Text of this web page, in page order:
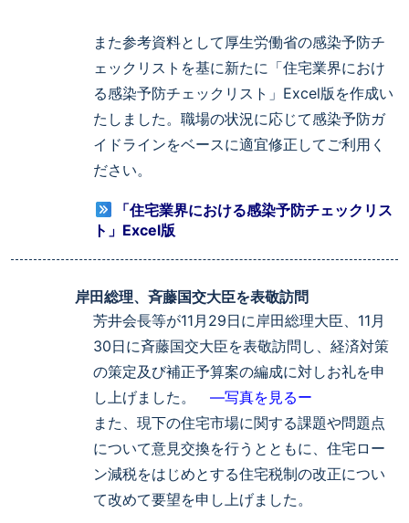
また参考資料として厚生労働省の感染予防チ
ェックリストを基に新たに「住宅業界におけ
る感染予防チェックリスト」Excel版を作成い
たしました。職場の状況に応じて感染予防ガ
イドラインをベースに適宜修正してご利用く
ださい。
「住宅業界における感染予防チェックリス
ト」Excel版
岸田総理、斉藤国交大臣を表敬訪問
芳井会長等が11月29日に岸田総理大臣、11月
30日に斉藤国交大臣を表敬訪問し、経済対策
の策定及び補正予算案の編成に対しお礼を申
し上げました。 ―写真を見るー
また、現下の住宅市場に関する課題や問題点
について意見交換を行うとともに、住宅ロー
ン減税をはじめとする住宅税制の改正につい
て改めて要望を申し上げました。